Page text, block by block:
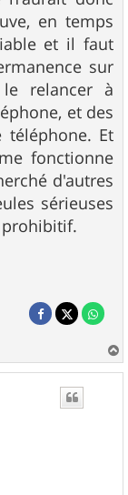
en temps
et il faut
sur
relancer à
et des
Et
fonctionne
d'autres
sérieuses
prohibitif.
a